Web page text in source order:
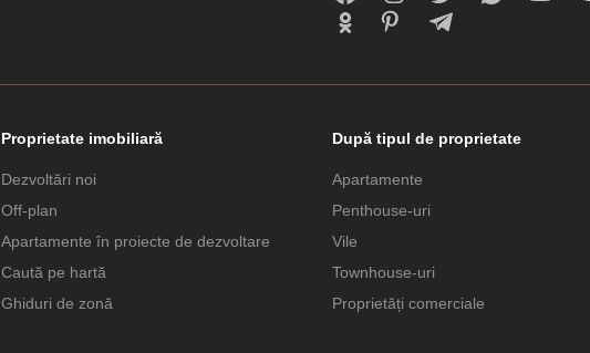
Proprietate imobiliară
Dezvoltări noi
Off-plan
Apartamente în proiecte de dezvoltare
Caută pe hartă
Ghiduri de zonă
După tipul de proprietate
Apartamente
Penthouse-uri
Vile
Townhouse-uri
Proprietăți comerciale